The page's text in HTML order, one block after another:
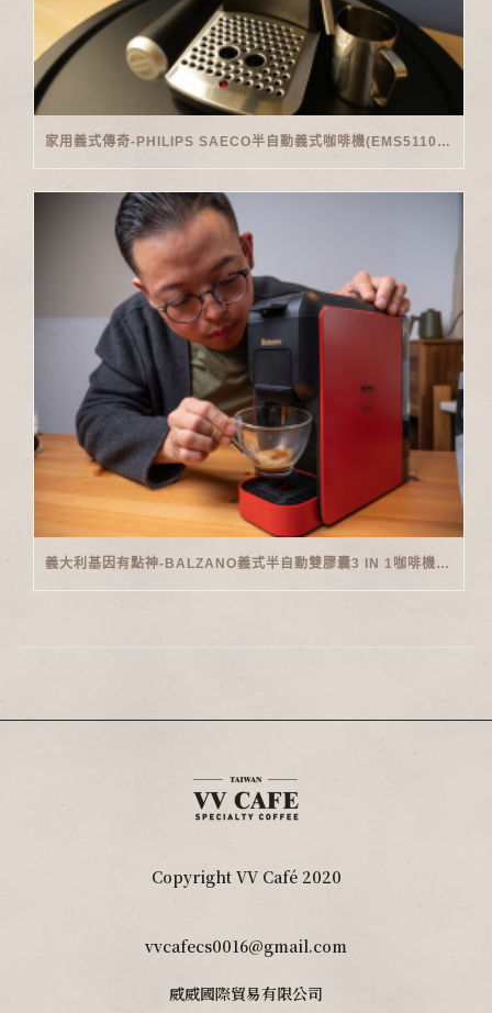
家用義式傳奇-PHILIPS SAECO半自動義式咖啡機(EMS5110)開箱
義大利基因有點神-BALZANO義式半自動雙膠囊3 IN 1咖啡機開箱
Copyright VV Café 2020
vvcafecs0016@gmail.com
威威國際貿易有限公司